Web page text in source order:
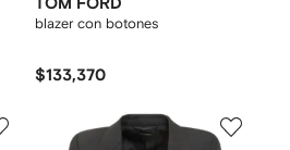
TOM FORD
blazer con botones
$133,370